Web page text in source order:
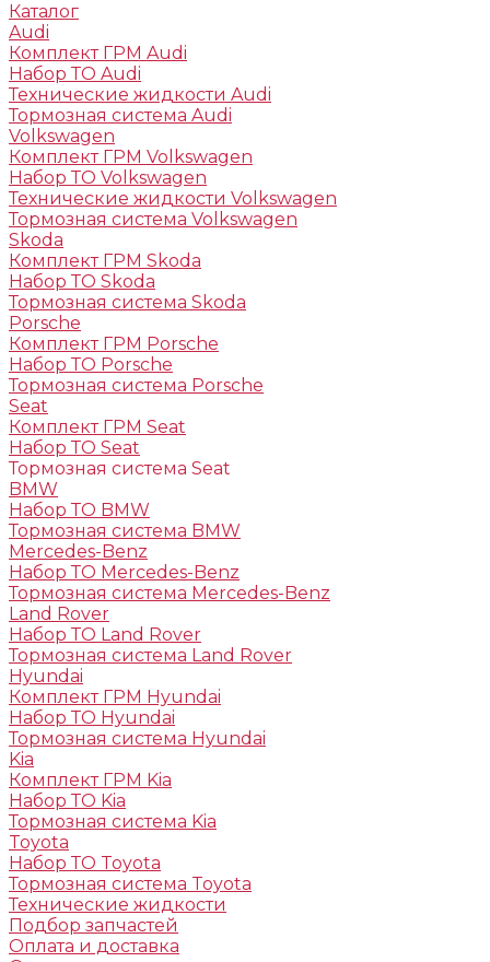
Каталог
Audi
Комплект ГРМ Audi
Набор ТО Audi
Технические жидкости Audi
Тормозная система Audi
Volkswagen
Комплект ГРМ Volkswagen
Набор ТО Volkswagen
Технические жидкости Volkswagen
Тормозная система Volkswagen
Skoda
Комплект ГРМ Skoda
Набор ТО Skoda
Тормозная система Skoda
Porsche
Комплект ГРМ Porsche
Набор ТО Porsche
Тормозная система Porsche
Seat
Комплект ГРМ Seat
Набор ТО Seat
Тормозная система Seat
BMW
Набор ТО BMW
Тормозная система BMW
Mercedes-Benz
Набор ТО Mercedes-Benz
Тормозная система Mercedes-Benz
Land Rover
Набор ТО Land Rover
Тормозная система Land Rover
Hyundai
Комплект ГРМ Hyundai
Набор ТО Hyundai
Тормозная система Hyundai
Kia
Комплект ГРМ Kia
Набор ТО Kia
Тормозная система Kia
Toyota
Набор ТО Toyota
Тормозная система Toyota
Технические жидкости
Подбор запчастей
Оплата и доставка